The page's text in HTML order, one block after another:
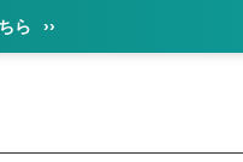
ら ››